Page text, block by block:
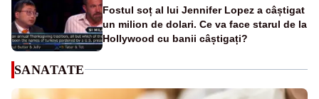
Fostul soț al lui Jennifer Lopez a câștigat
un milion de dolari. Ce va face starul de la
Hollywood cu banii câștigați?
SANATATE